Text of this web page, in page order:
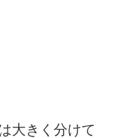
大きく分けて